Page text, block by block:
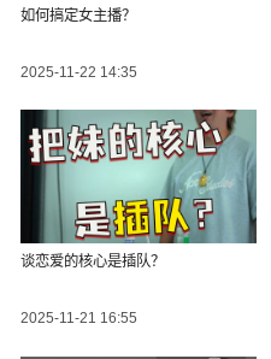
如何搞定女主播？
2025-11-22 14:35
谈恋爱的核心是插队？
2025-11-21 16:55